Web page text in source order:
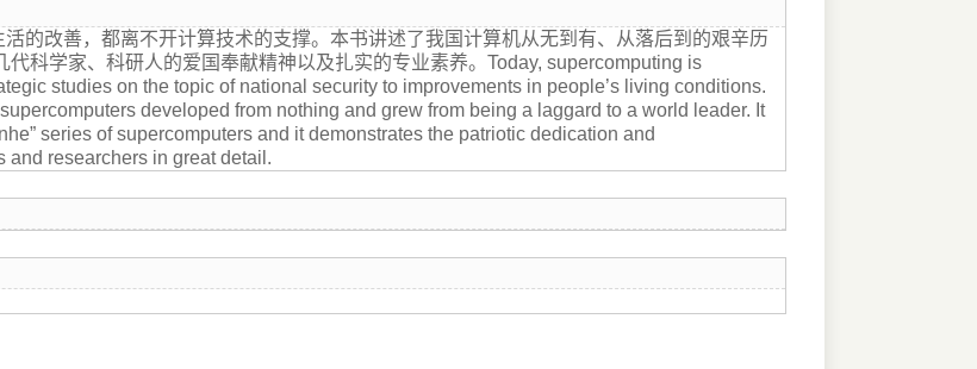
的改善，都离不开计算技术的支撑。本书讲述了我国计算机从无到有、从落后到的艰辛历
代科学家、科研人的爱国奉献精神以及扎实的专业素养。Today, supercomputing is
studies on the topic of national security to improvements in people’s living conditions.
developed from nothing and grew from being a laggard to a world leader. It
series of supercomputers and it demonstrates the patriotic dedication and
and researchers in great detail.